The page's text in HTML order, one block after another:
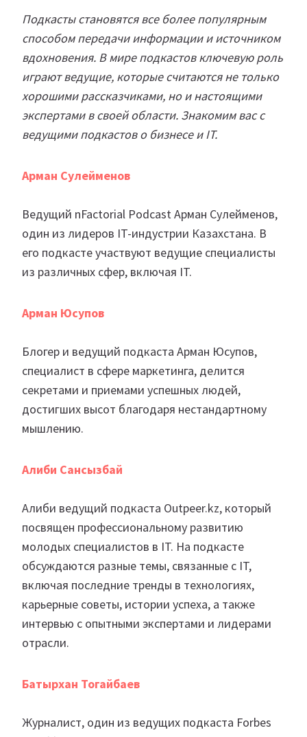
Подкасты становятся все более популярным
способом передачи информации и источником
вдохновения. В мире подкастов ключевую роль
играют ведущие, которые считаются не только
хорошими рассказчиками, но и настоящими
экспертами в своей области. Знакомим вас с
ведущими подкастов о бизнесе и IT.
Арман Сулейменов
Ведущий nFactorial Podcast Арман Сулейменов,
один из лидеров IT-индустрии Казахстана. В
его подкасте участвуют ведущие специалисты
из различных сфер, включая IT.
Арман Юсупов
Блогер и ведущий подкаста Арман Юсупов,
специалист в сфере маркетинга, делится
секретами и приемами успешных людей,
достигших высот благодаря нестандартному
мышлению.
Алиби Сансызбай
Алиби ведущий подкаста Outpeer.kz, который
посвящен профессиональному развитию
молодых специалистов в IT. На подкасте
обсуждаются разные темы, связанные с IT,
включая последние тренды в технологиях,
карьерные советы, истории успеха, а также
интервью с опытными экспертами и лидерами
отрасли.
Батырхан Тогайбаев
Журналист, один из ведущих подкаста Forbes